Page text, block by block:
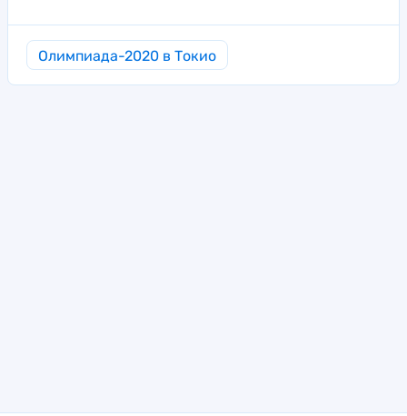
Олимпиада-2020 в Токио